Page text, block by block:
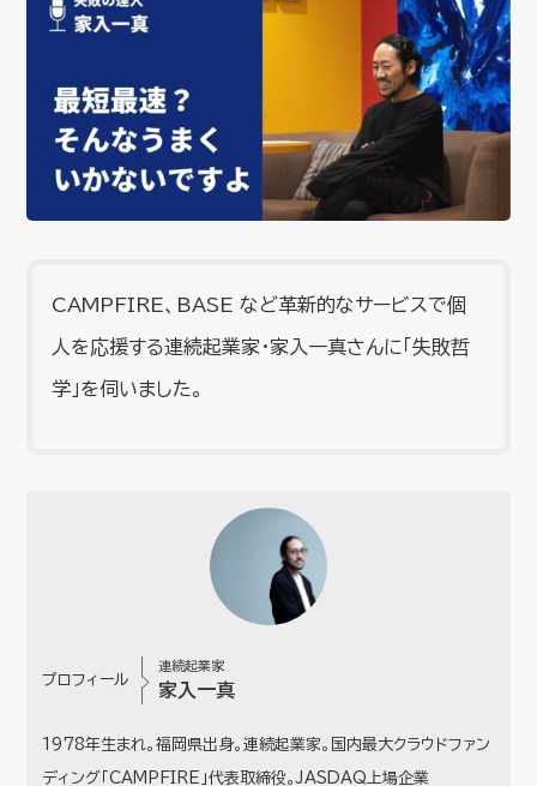
CAMPFIRE、BASE など革新的なサービスで個
人を応援する連続起業家・家入一真さんに「失敗哲
学」を伺いました。
プロフィール
連続起業家
家入一真
1978年生まれ。福岡県出身。連続起業家。国内最大クラウドファン
ディング「CAMPFIRE」代表取締役。JASDAQ上場企業